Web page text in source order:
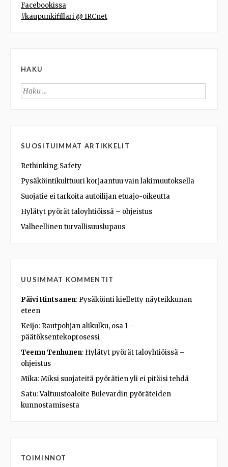
Facebookissa
#kaupunkifillari @ IRCnet
HAKU
Haku:
SUOSITUIMMAT ARTIKKELIT
Rethinking Safety
Pysäköintikulttuuri korjaantuu vain lakimuutoksella
Suojatie ei tarkoita autoilijan etuajo-oikeutta
Hylätyt pyörät taloyhtiöissä – ohjeistus
Valheellinen turvallisuuslupaus
UUSIMMAT KOMMENTIT
Päivi Hintsanen: Pysäköinti kielletty näyteikkunan
eteen
Keijo: Rautpohjan alikulku, osa 1 –
päätöksentekoprosessi
Teemu Tenhunen: Hylätyt pyörät taloyhtiöissä –
ohjeistus
Mika:Miksi suojateitä pyörätien yli ei pitäisi tehdä
Satu:Valtuustoaloite Bulevardin pyöräteiden
kunnostamisesta
TOIMINNOT